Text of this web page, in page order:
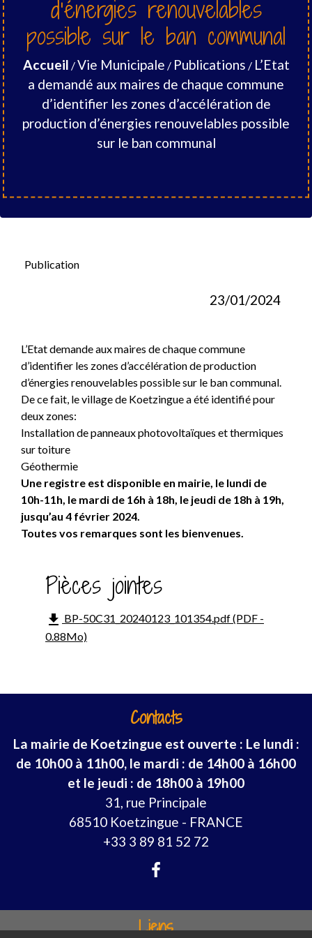
d’énergies renouvelables
possible sur le ban communal
Accueil /Vie Municipale / Publications / L’Etat
a demandé aux maires de chaque commune
d’identifier les zones d’accélération de
production d’énergies renouvelables possible
sur le ban communal
Publication
23/01/2024
L’Etat demande aux maires de chaque commune
d’identifier les zones d’accélération de production
d’énergies renouvelables possible sur le ban communal.
De ce fait, le village de Koetzingue a été identifié pour
deux zones:
Installation de panneaux photovoltaïques et thermiques
sur toiture
Géothermie
Une registre est disponible en mairie, le lundi de
10h-11h, le mardi de 16h à 18h, le jeudi de 18h à 19h,
jusqu’au 4 février 2024.
Toutes vos remarques sont les bienvenues.
Pièces jointes
file_download BP-50C31_20240123_101354.pdf (PDF -
0.88Mo)
Contacts
La mairie de Koetzingue est ouverte : Le lundi :
de 10h00 à 11h00, le mardi : de 14h00 à 16h00
et le jeudi : de 18h00 à 19h00
31, rue Principale
68510 Koetzingue - FRANCE
+33 3 89 81 52 72
Liens